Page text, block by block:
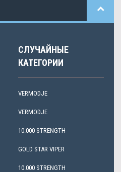
СЛУЧАЙНЫЕ
КАТЕГОРИИ
VERMODJE
VERMODJE
10.000 STRENGTH
GOLD STAR VIPER
10.000 STRENGTH